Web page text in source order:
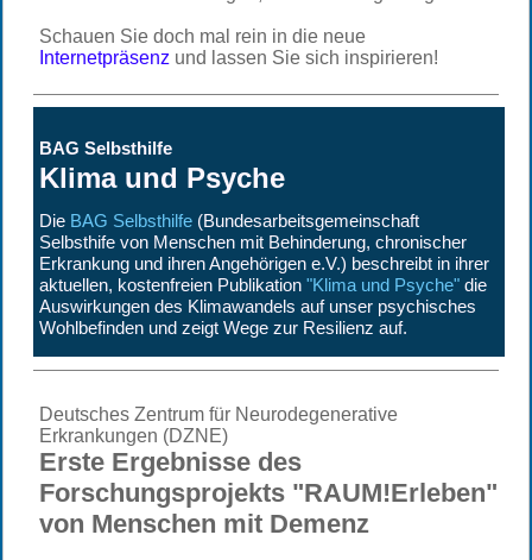
Schauen Sie doch mal rein in die neue
Internetpräsenz und lassen Sie sich inspirieren!
BAG Selbsthilfe
Klima und Psyche
Die BAG Selbsthilfe (Bundesarbeitsgemeinschaft
Selbsthife von Menschen mit Behinderung, chronischer
Erkrankung und ihren Angehörigen e.V.) beschreibt in ihrer
aktuellen, kostenfreien Publikation "Klima und Psyche" die
Auswirkungen des Klimawandels auf unser psychisches
Wohlbefinden und zeigt Wege zur Resilienz auf.
Deutsches Zentrum für Neurodegenerative
Erkrankungen (DZNE)
Erste Ergebnisse des
Forschungsprojekts "RAUM!Erleben"
von Menschen mit Demenz